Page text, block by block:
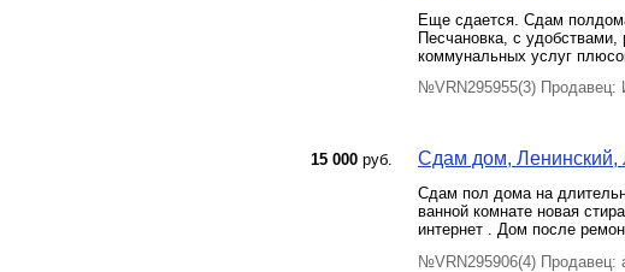
Еще сдается. Сдам
Песчановка, с
коммунальных услуг
№VRN295955(3)
15 000 руб. Сдам дом, Ленинский,
Сдам пол дома на
ванной комнате новая
интернет . Дом после
№VRN295906(4) Продавец: